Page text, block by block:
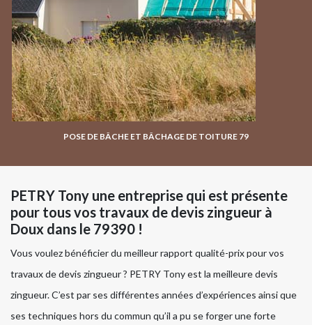
POSE DE BÂCHE ET BÂCHAGE DE TOITURE 79
PETRY Tony une entreprise qui est présente
pour tous vos travaux de devis zingueur à
Doux dans le 79390 !
Vous voulez bénéficier du meilleur rapport qualité-prix pour vos
travaux de devis zingueur ? PETRY Tony est la meilleure devis
zingueur. C’est par ses différentes années d’expériences ainsi que
ses techniques hors du commun qu’il a pu se forger une forte